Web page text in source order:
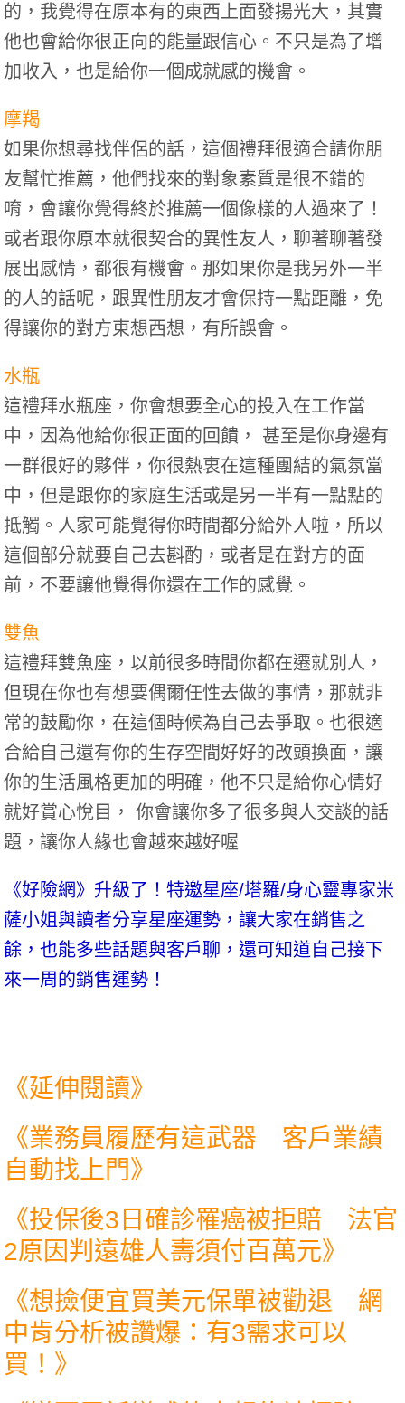
的，我覺得在原本有的東西上面發揚光大，其實
他也會給你很正向的能量跟信心。不只是為了增
加收入，也是給你一個成就感的機會。
摩羯
如果你想尋找伴侶的話，這個禮拜很適合請你朋
友幫忙推薦，他們找來的對象素質是很不錯的
唷，會讓你覺得終於推薦一個像樣的人過來了！
或者跟你原本就很契合的異性友人，聊著聊著發
展出感情，都很有機會。那如果你是我另外一半
的人的話呢，跟異性朋友才會保持一點距離，免
得讓你的對方東想西想，有所誤會。
水瓶
這禮拜水瓶座，你會想要全心的投入在工作當
中，因為他給你很正面的回饋， 甚至是你身邊有
一群很好的夥伴，你很熱衷在這種團結的氣氛當
中，但是跟你的家庭生活或是另一半有一點點的
抵觸。人家可能覺得你時間都分給外人啦，所以
這個部分就要自己去斟酌，或者是在對方的面
前，不要讓他覺得你還在工作的感覺。
雙魚
這禮拜雙魚座，以前很多時間你都在遷就別人，
但現在你也有想要偶爾任性去做的事情，那就非
常的鼓勵你，在這個時候為自己去爭取。也很適
合給自己還有你的生存空間好好的改頭換面，讓
你的生活風格更加的明確，他不只是給你心情好
就好賞心悅目， 你會讓你多了很多與人交談的話
題，讓你人緣也會越來越好喔
《好險網》升級了！特邀星座/塔羅/身心靈專家米
薩小姐與讀者分享星座運勢，讓大家在銷售之
餘，也能多些話題與客戶聊，還可知道自己接下
來一周的銷售運勢！
《延伸閱讀》
《業務員履歷有這武器 客戶業績
自動找上門》
《投保後3日確診罹癌被拒賠 法官
2原因判遠雄人壽須付百萬元》
《想撿便宜買美元保單被勸退 網
中肯分析被讚爆：有3需求可以
買！ 》